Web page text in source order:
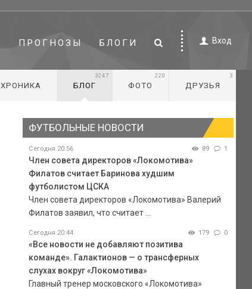
ПРОГНОЗЫ БЛОГИ Вход
ХРОНИКА БЛОГ
3247
ФОТО
220
ДРУЗЬЯ
3
ФУТБОЛЬНЫЕ НОВОСТИ
Сегодня 20:56 89 1
Член совета директоров «Локомотива»
Филатов считает Баринова худшим
футболистом ЦСКА
Член совета директоров «Локомотива» Валерий
Филатов заявил, что считает ...
Сегодня 20:44 179 0
«Все новости не добавляют позитива
команде». Галактионов — о трансферных
слухах вокруг «Локомотива»
Главный тренер московского «Локомотива»